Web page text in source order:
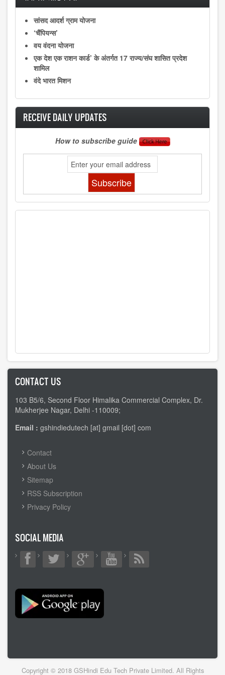
सांसद आदर्श ग्राम योजना
‘चैंपियन्स’
वय वंदना योजना
एक देश एक राशन कार्ड’ के अंतर्गत 17 राज्‍य/संघ शासित प्रदेश
शामिल
वंदे भारत मिशन
RECEIVE DAILY UPDATES
How to subscribe guide
CONTACT US
103 B5/6, Second Floor Himalika Commercial Complex, Dr.
Mukherjee Nagar, Delhi -110009;
Email : gshindiedutech [at] gmail [dot] com
FOOTER
MENU
Contact
About Us
Sitemap
RSS Subscription
Privacy Policy
SOCIAL MEDIA
Copyright © 2018 GSHindi Edu Tech Private Limited. All Rights